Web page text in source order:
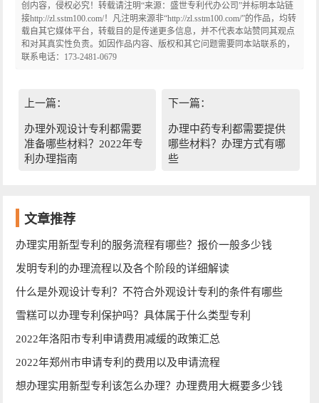
创内容，侵权必究！转载请注明“来源：盛世专利代办公司”并标明本站链
接http://zl.sstm100.com/！凡注明来源非“http://zl.sstm100.com/”的作品，均转
载自其它媒体平台，转载目的是传递更多信息，并不代表本站赞同其观点
和对其真实性负责。如因作品内容、版权和其它问题需要同本站联系的，
联系电话：173-2481-0679
上一篇：
办理外观设计专利都需要
准备哪些材料？2022年专
利办理指南
下一篇：
办理中药专利都需要提供
哪些材料？办理方式有哪
些
文章推荐
办理实用新型专利的服务流程有哪些？报价一般多少钱
发明专利的办理流程以及各个阶段的详细解读
什么是外观设计专利？不符合外观设计专利的条件有哪些
雪糕可以办理专利保护吗？具体属于什么类型专利
2022年洛阳市专利申请费用减缓的政策汇总
2022年郑州市申请专利的费用以及申请流程
想办理实用新型专利该怎么办理？办理费用大概要多少钱